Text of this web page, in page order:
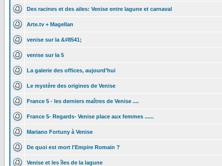
Des racines et des ailes: Venise entre lagune et carnaval
Arte.tv + Magellan
venise sur la &#8541;
venise sur la 5
La galerie des offices, aujourd’hui
Le mystère des origines de Venise
France 5 - les derniers maîtres de Venise ....
France 5- Regards- Venise place aux femmes ......
Mariano Fortuny à Venise
De quoi est mort l'Empire Romain ?
Venise et les îles de la lagune